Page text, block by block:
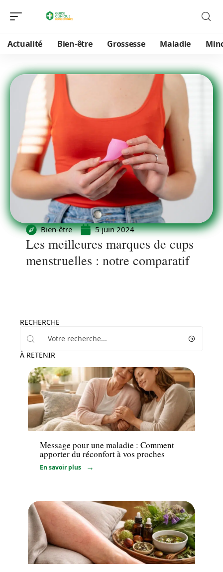
Actualité Bien-être Grossesse Maladie
Bien-être 5 juin 2024
Les meilleures marques de cups
menstruelles : notre comparatif
RECHERCHE
À RETENIR
Santé
Message pour une maladie : Comment
apporter du réconfort à vos proches
En savoir plus
Santé